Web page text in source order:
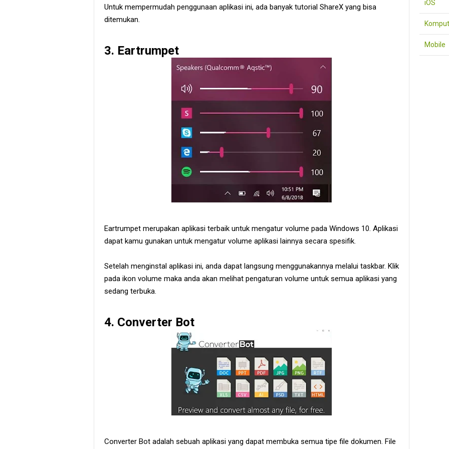
Untuk mempermudah penggunaan aplikasi ini, ada banyak tutorial ShareX yang bisa
ditemukan.
3. Eartrumpet
Eartrumpet merupakan aplikasi terbaik untuk mengatur volume pada Windows 10. Aplikasi
dapat kamu gunakan untuk mengatur volume aplikasi lainnya secara spesifik.
Setelah menginstal aplikasi ini, anda dapat langsung menggunakannya melalui taskbar. Klik
pada ikon volume maka anda akan melihat pengaturan volume untuk semua aplikasi yang
sedang terbuka.
4. Converter Bot
Converter Bot adalah sebuah aplikasi yang dapat membuka semua tipe file dokumen. File
iOS
Mobile